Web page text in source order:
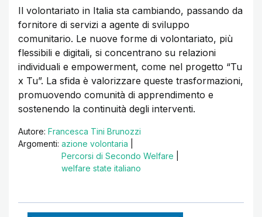
Il volontariato in Italia sta cambiando, passando da
fornitore di servizi a agente di sviluppo
comunitario. Le nuove forme di volontariato, più
flessibili e digitali, si concentrano su relazioni
individuali e empowerment, come nel progetto “Tu
x Tu”. La sfida è valorizzare queste trasformazioni,
promuovendo comunità di apprendimento e
sostenendo la continuità degli interventi.
Autore: Francesca Tini Brunozzi
Argomenti: azione volontaria
Percorsi di Secondo Welfare
welfare state italiano